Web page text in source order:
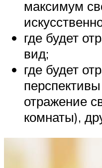
максимум
где будет
вид;
где будет
отражение
комнаты),